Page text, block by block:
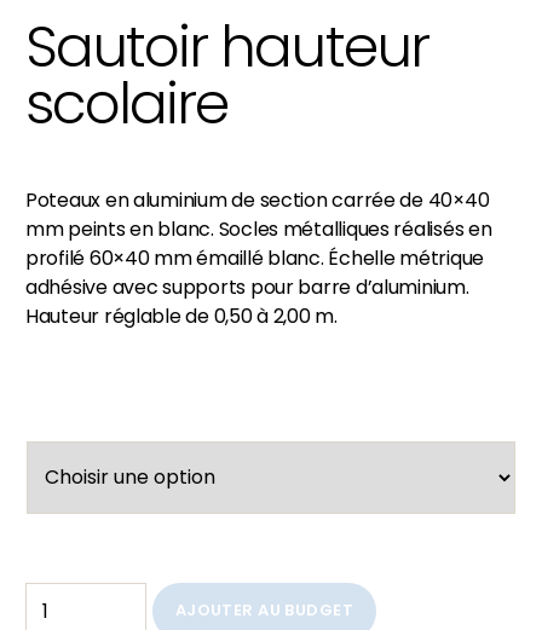
Sautoir hauteur
scolaire
Poteaux en aluminium de section carrée de 40×40
mm peints en blanc. Socles métalliques réalisés en
profilé 60×40 mm émaillé blanc. Échelle métrique
adhésive avec supports pour barre d’aluminium.
Hauteur réglable de 0,50 à 2,00 m.
AJOUTER AU BUDGET